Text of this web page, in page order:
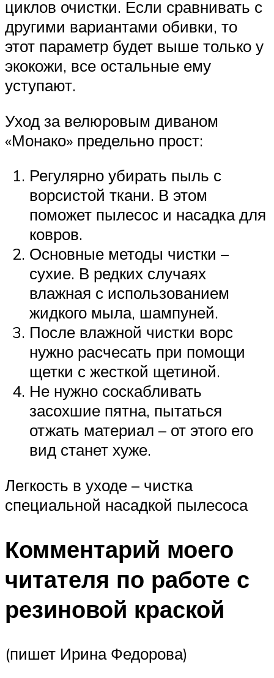
циклов очистки. Если сравнивать с
другими вариантами обивки, то
этот параметр будет выше только у
экокожи, все остальные ему
уступают.
Уход за велюровым диваном
«Монако» предельно прост:
Регулярно убирать пыль с
ворсистой ткани. В этом
поможет пылесос и насадка для
ковров.
Основные методы чистки –
сухие. В редких случаях
влажная с использованием
жидкого мыла, шампуней.
После влажной чистки ворс
нужно расчесать при помощи
щетки с жесткой щетиной.
Не нужно соскабливать
засохшие пятна, пытаться
отжать материал – от этого его
вид станет хуже.
Легкость в уходе – чистка
специальной насадкой пылесоса
Комментарий моего
читателя по работе с
резиновой краской
(пишет Ирина Федорова)